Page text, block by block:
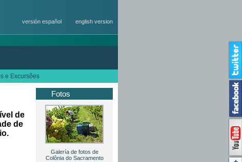
versión español english version
e Excursões
de
de
Fotos
Galería de fotos de
Colônia do Sacramento